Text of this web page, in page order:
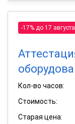
-17% до 17 августа
Кол-во часов:
Стоимость:
Старая цена: